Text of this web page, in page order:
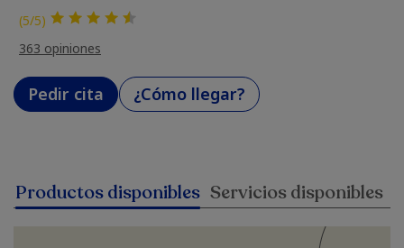
(5/5)
363 opiniones
Pedir cita ¿Cómo llegar?
Productos disponibles Servicios disponibles